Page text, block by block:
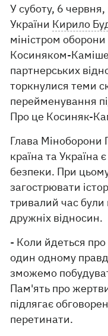
У суботу, 6
України Кирило
міністром
Косиняком-
партнерських
торкнулися теми
перейменування
Про це Косиняк-
Глава Міноборони
країна та Україна
безпеки. При
загострювати
тривалий час були
дружніх відносин.
- Коли йдеться
один одному
зможемо
Пам'ять про
підлягає
перетинати.